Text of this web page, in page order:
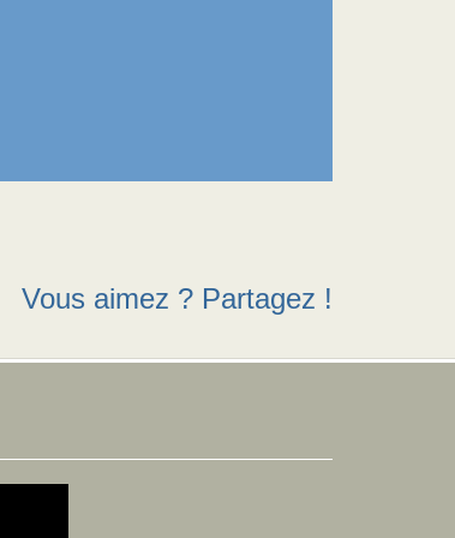
Vous aimez ? Partagez !